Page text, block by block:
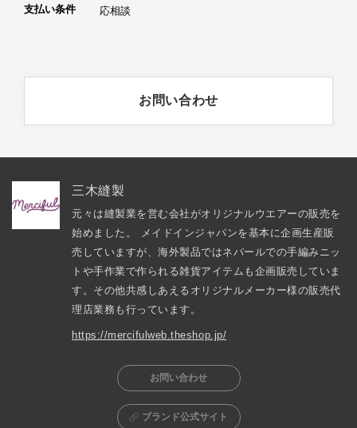
支払い条件 応相談
お問い合わせ
三木縫製
元々は縫製業を営む会社がオリジナルウエアーの販売を
始めました。 メイドインジャパンを基本に企画生産販
売していますが、海外製品ではネパールでの手編みニッ
トや手作業で作られる雑貨アイテムも企画販売していま
す。その他共感しあえるオリジナルメーカー様の販売代
理店業務も行っています。
https://mercifulweb.theshop.jp/
お問い合わせ
ブランド公式サイト